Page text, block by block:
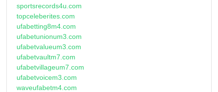
sportsrecords4u.com
topceleberites.com
ufabetting8m4.com
ufabetunionum3.com
ufabetvalueum3.com
ufabetvaultm7.com
ufabetvillageum7.com
ufabetvoicem3.com
waveufabetm4.com